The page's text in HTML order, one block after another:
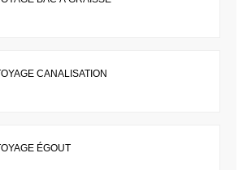
CANALISATION
ÉGOUT